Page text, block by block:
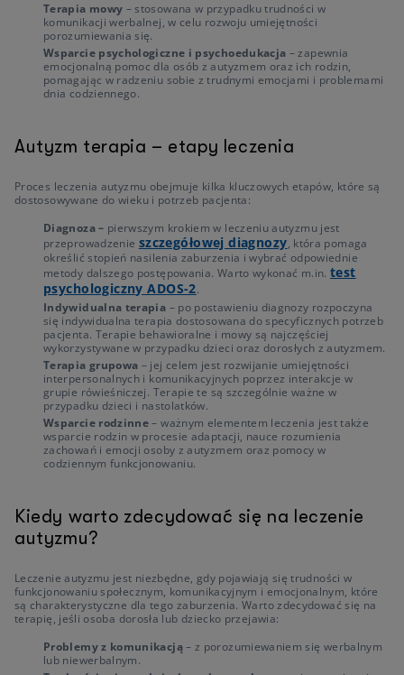
Terapia mowy – stosowana w przypadku trudności w
komunikacji werbalnej, w celu rozwoju umiejętności
porozumiewania się.
Wsparcie psychologiczne i psychoedukacja – zapewnia
emocjonalną pomoc dla osób z autyzmem oraz ich rodzin,
pomagając w radzeniu sobie z trudnymi emocjami i problemami
dnia codziennego.
Autyzm terapia – etapy leczenia
Proces leczenia autyzmu obejmuje kilka kluczowych etapów, które są
dostosowywane do wieku i potrzeb pacjenta:
Diagnoza – pierwszym krokiem w leczeniu autyzmu jest
przeprowadzenie szczegółowej diagnozy, która pomaga
określić stopień nasilenia zaburzenia i wybrać odpowiednie
metody dalszego postępowania. Warto wykonać m.in. test
psychologiczny ADOS-2.
Indywidualna terapia – po postawieniu diagnozy rozpoczyna
się indywidualna terapia dostosowana do specyficznych potrzeb
pacjenta. Terapie behawioralne i mowy są najczęściej
wykorzystywane w przypadku dzieci oraz dorosłych z autyzmem.
Terapia grupowa – jej celem jest rozwijanie umiejętności
interpersonalnych i komunikacyjnych poprzez interakcje w
grupie rówieśniczej. Terapie te są szczególnie ważne w
przypadku dzieci i nastolatków.
Wsparcie rodzinne– ważnym elementem leczenia jest także
wsparcie rodzin w procesie adaptacji, nauce rozumienia
zachowań i emocji osoby z autyzmem oraz pomocy w
codziennym funkcjonowaniu.
Kiedy warto zdecydować się na leczenie
autyzmu?
Leczenie autyzmu jest niezbędne, gdy pojawiają się trudności w
funkcjonowaniu społecznym, komunikacyjnym i emocjonalnym, które
są charakterystyczne dla tego zaburzenia. Warto zdecydować się na
terapię, jeśli osoba dorosła lub dziecko przejawia:
Problemy z komunikacją– z porozumiewaniem się werbalnym
lub niewerbalnym.